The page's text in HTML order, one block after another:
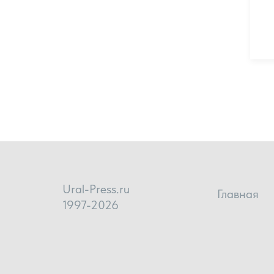
Ural-Press.ru
1997-2026
Главная